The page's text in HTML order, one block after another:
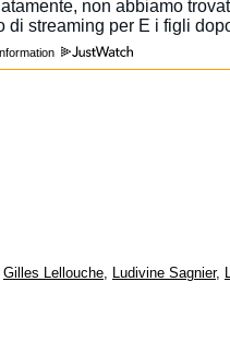
Gilles Lellouche, Ludivine Sagnier,